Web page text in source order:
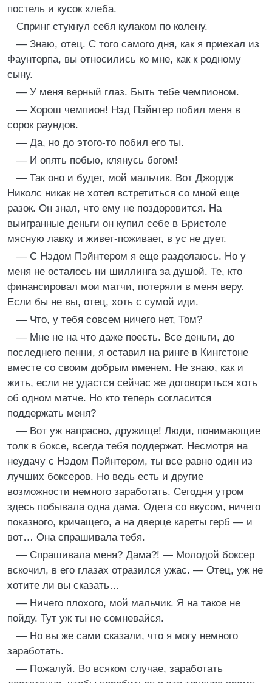
постель и кусок хлеба.
Спринг стукнул себя кулаком по колену.
— Знаю, отец. С того самого дня, как я приехал из
Фаунторпа, вы относились ко мне, как к родному
сыну.
— У меня верный глаз. Быть тебе чемпионом.
— Хорош чемпион! Нэд Пэйнтер побил меня в
сорок раундов.
— Да, но до этого-то побил его ты.
— И опять побью, клянусь богом!
— Так оно и будет, мой мальчик. Вот Джордж
Николс никак не хотел встретиться со мной еще
разок. Он знал, что ему не поздоровится. На
выигранные деньги он купил себе в Бристоле
мясную лавку и живет-поживает, в ус не дует.
— С Нэдом Пэйнтером я еще разделаюсь. Но у
меня не осталось ни шиллинга за душой. Те, кто
финансировал мои матчи, потеряли в меня веру.
Если бы не вы, отец, хоть с сумой иди.
— Что, у тебя совсем ничего нет, Том?
— Мне не на что даже поесть. Все деньги, до
последнего пенни, я оставил на ринге в Кингстоне
вместе со своим добрым именем. Не знаю, как и
жить, если не удастся сейчас же договориться хоть
об одном матче. Но кто теперь согласится
поддержать меня?
— Вот уж напрасно, дружище! Люди, понимающие
толк в боксе, всегда тебя поддержат. Несмотря на
неудачу с Нэдом Пэйнтером, ты все равно один из
лучших боксеров. Но ведь есть и другие
возможности немного заработать. Сегодня утром
здесь побывала одна дама. Одета со вкусом, ничего
показного, кричащего, а на дверце кареты герб — и
вот… Она спрашивала тебя.
— Спрашивала меня? Дама?! — Молодой боксер
вскочил, в его глазах отразился ужас. — Отец, уж не
хотите ли вы сказать…
— Ничего плохого, мой мальчик. Я на такое не
пойду. Тут уж ты не сомневайся.
— Но вы же сами сказали, что я могу немного
заработать.
— Пожалуй. Во всяком случае, заработать